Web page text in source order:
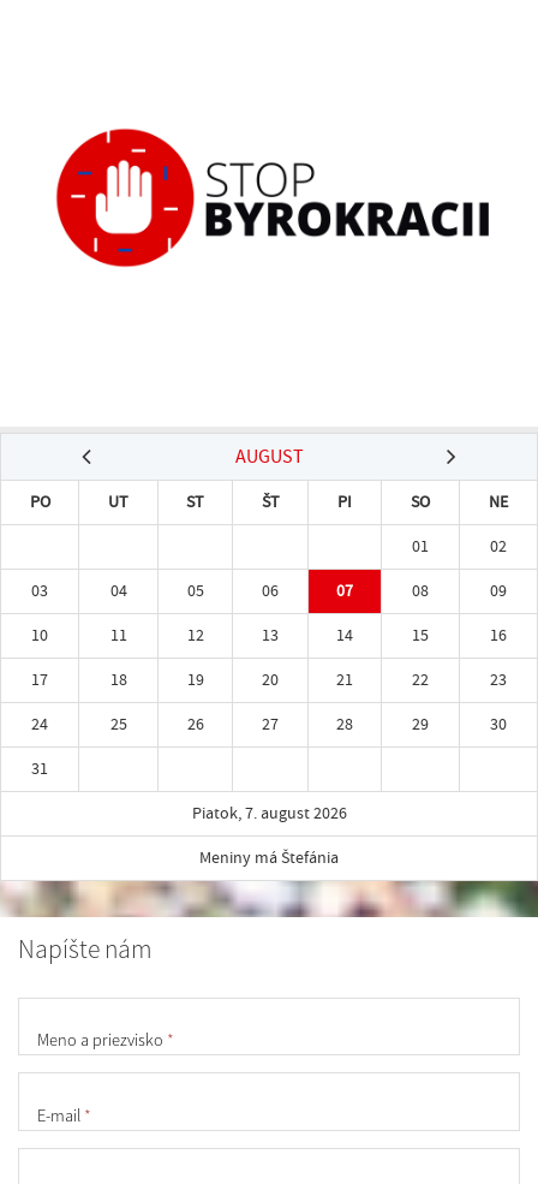
AUGUST
PO UT ST ŠT PI SO
NE
01
02
03
04 05 06 07 08
09
10
11 12 13 14 15
16
17
18 19 20 21 22
23
24
25 26 27 28 29
30
31
Piatok, 7. august 2026
Meniny má Štefánia
Napíšte nám
Meno a priezvisko *
E-mail *